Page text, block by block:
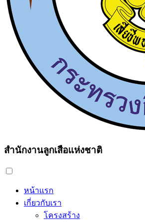
สำนักงานลูกเสือแห่งชาติ
หน้าแรก
เกี่ยวกับเรา
โครงสร้าง